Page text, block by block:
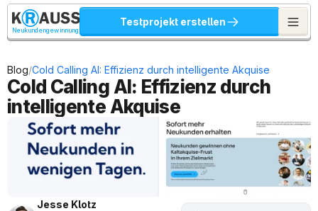
Neukundengewinnung
Testprojekt erstellen
Blog/Cold Calling AI: Effizienz durch intelligente Akquise
Cold Calling AI: Effizienz durch
intelligente Akquise
Jesse Klotz